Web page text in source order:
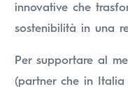
innovative che
sostenibilità in una
Per supportare al
(partner che in